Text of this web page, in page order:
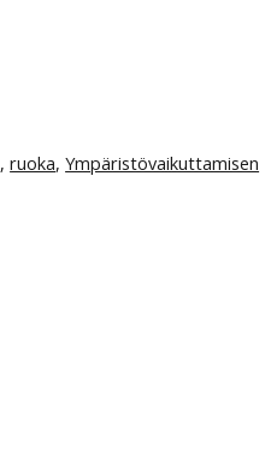
,ruoka,Ympäristövaikuttamisen